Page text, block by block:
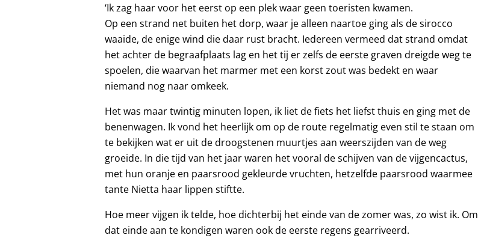
‘Ik zag haar voor het eerst op een plek waar geen toeristen kwamen.
Op een strand net buiten het dorp, waar je alleen naartoe ging als de sirocco
waaide, de enige wind die daar rust bracht. Iedereen vermeed dat strand omdat
het achter de begraafplaats lag en het tij er zelfs de eerste graven dreigde weg te
spoelen, die waarvan het marmer met een korst zout was bedekt en waar
niemand nog naar omkeek.
Het was maar twintig minuten lopen, ik liet de fiets het liefst thuis en ging met de
benenwagen. Ik vond het heerlijk om op de route regelmatig even stil te staan om
te bekijken wat er uit de droogstenen muurtjes aan weerszijden van de weg
groeide. In die tijd van het jaar waren het vooral de schijven van de vijgencactus,
met hun oranje en paarsrood gekleurde vruchten, hetzelfde paarsrood waarmee
tante Nietta haar lippen stiftte.
Hoe meer vijgen ik telde, hoe dichterbij het einde van de zomer was, zo wist ik. Om
dat einde aan te kondigen waren ook de eerste regens gearriveerd.